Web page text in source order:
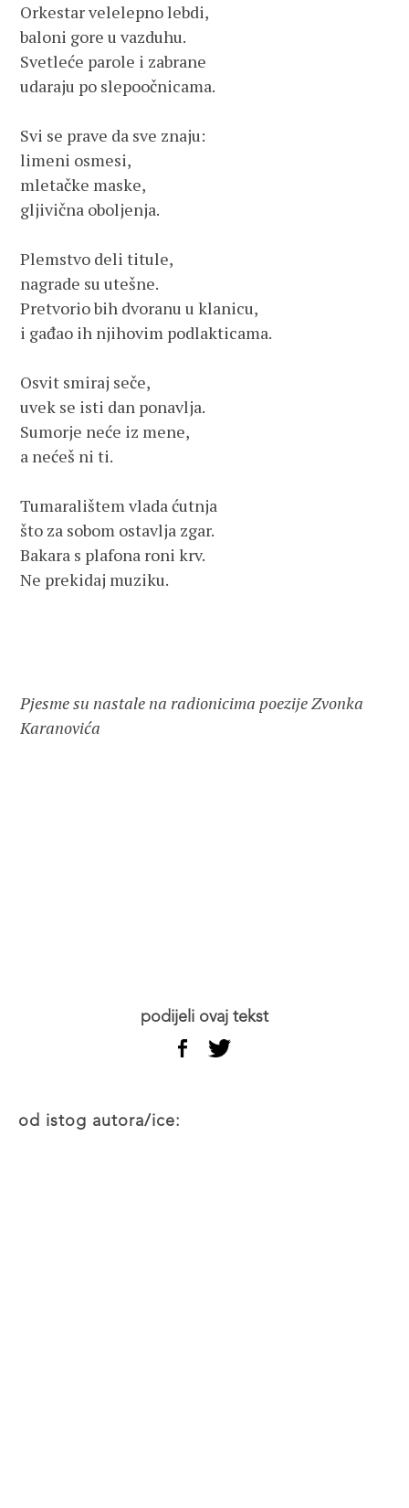
Orkestar velelepno lebdi,
baloni gore u vazduhu.
Svetleće parole i zabrane
udaraju po slepoočnicama.
Svi se prave da sve znaju:
limeni osmesi,
mletačke maske,
gljivična oboljenja.
Plemstvo deli titule,
nagrade su utešne.
Pretvorio bih dvoranu u klanicu,
i gađao ih njihovim podlakticama.
Osvit smiraj seče,
uvek se isti dan ponavlja.
Sumorje neće iz mene,
a nećeš ni ti.
Tumaralištem vlada ćutnja
što za sobom ostavlja zgar.
Bakara s plafona roni krv.
Ne prekidaj muziku.
Pjesme su nastale na radionicima poezije Zvonka
Karanovića
podijeli ovaj tekst
od istog autora/ice: